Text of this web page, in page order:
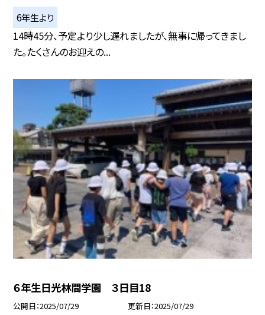
6年生より
14時45分、予定より少し遅れましたが、無事に帰ってきまし
た。たくさんのお迎えの...
６年生日光林間学園 ３日目18
公開日 2025/07/29 更新日 2025/07/29